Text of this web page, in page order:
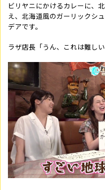
ビリヤニにかけるカレーに、
え、北海道風のガーリックシ
デアです。
ラザ店長「うん、これは難し